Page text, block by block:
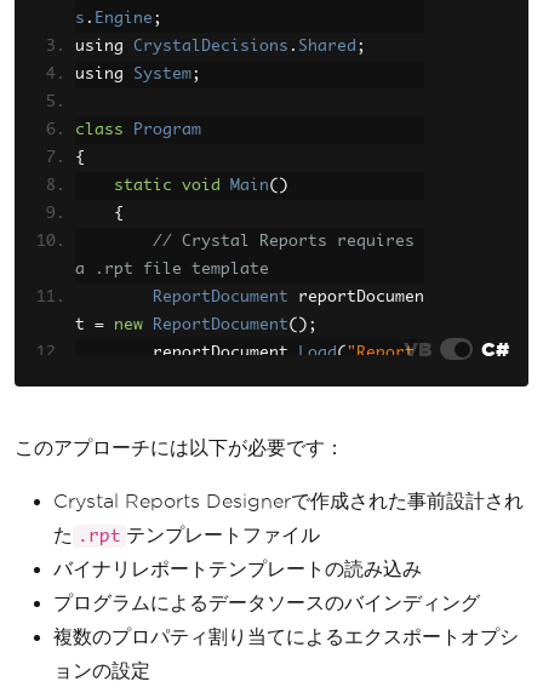
s . Engine ;
using CrystalDecisions . Shared ;
using System;
class
Program
{
static
void Main()
{
// Crystal Reports requires
a .rpt file template
ReportDocument reportDocumen
t = new ReportDocument();
        reportDocument
Load( "Report.
// Crystal Reports doesn't d
// You need to bind data to
// reportDocument.SetDataSou
rce(dataSet);
ExportOptions
exportOptions
reportDocument
VB C#
このアプローチには以下が必要です：
Crystal Reports Designerで作成された事前設計され
た .rpt テンプレートファイル
バイナリレポートテンプレートの読み込み
プログラムによるデータソースのバインディング
複数のプロパティ割り当てによるエクスポートオプシ
ョンの設定